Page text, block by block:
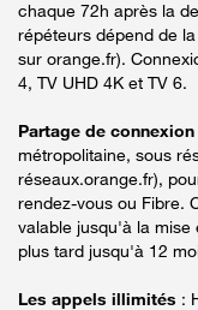
chaque 72h après la
répéteurs dépend de
sur orange.fr).
4, TV UHD 4K et TV 6.
Partage de connexion
métropolitaine, sous
réseaux.orange.fr),
rendez-vous ou Fibre.
valable jusqu'à la
plus tard jusqu'à 12
Les appels illimités :